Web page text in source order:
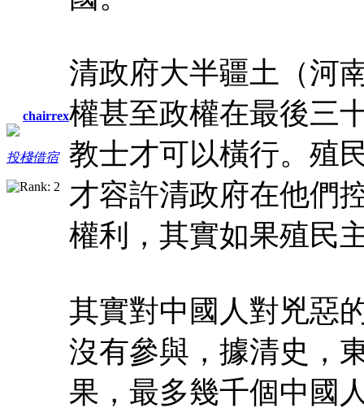
chairrex
投棧借宿
清政府大半疆土（河
權甚至政權在最後三
教士才可以橫行。殖
才容許清政府在他們
權利，其實如果殖民
其實對中國人對兇惡
沒有參與，據清史，
果，最多幾千個中國